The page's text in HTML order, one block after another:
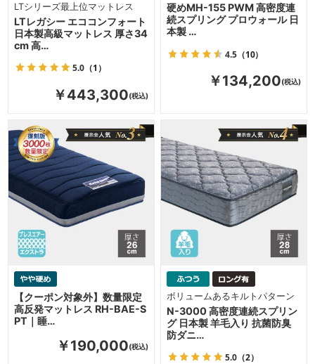
LTレガシー エココンフォート
日本製高級マットレス 厚さ34
cm 高…
5.0 （1）
LTシリーズ最上位マットレス
￥443,300
硬めMH-155 PWM 高密度連
続スプリング プロウォール 日
本製 …
4.5（10）
￥134,200
【クーポン対象外】数量限定
高反発マットレス RH-BAE-S
PT｜睡…
￥190,000
N-3000 高密度連続スプリン
グ 日本製 羊毛入り 抗菌防臭
防ダニ…
5.0（2）
ボリュームあるキルトパターン